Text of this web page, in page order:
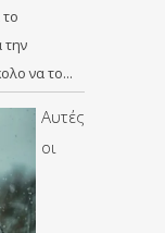
την
να το…
Αυτές
οι